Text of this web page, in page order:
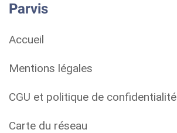
Parvis
Accueil
Mentions légales
CGU et politique de confidentialité
Carte du réseau